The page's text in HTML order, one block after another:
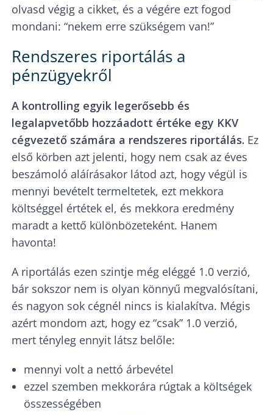
olvasd végig a cikket, és a végére ezt fogod
mondani: “nekem erre szükségem van!”
Rendszeres riportálás a
pénzügyekről
A kontrolling egyik legerősebb és
legalapvetőbb hozzáadott értéke egy KKV
cégvezető számára a rendszeres riportálás. Ez
első körben azt jelenti, hogy nem csak az éves
beszámoló aláírásakor látod azt, hogy végül is
mennyi bevételt termeltetek, ezt mekkora
költséggel értétek el, és mekkora eredmény
maradt a kettő különbözeteként. Hanem
havonta!
A riportálás ezen szintje még eléggé 1.0 verzió,
bár sokszor nem is olyan könnyű megvalósítani,
és nagyon sok cégnél nincs is kialakítva. Mégis
azért mondom azt, hogy ez “csak” 1.0 verzió,
mert tényleg ennyit látsz belőle:
mennyi volt a nettó árbevétel
ezzel szemben mekkorára rúgtak a költségek
összességében